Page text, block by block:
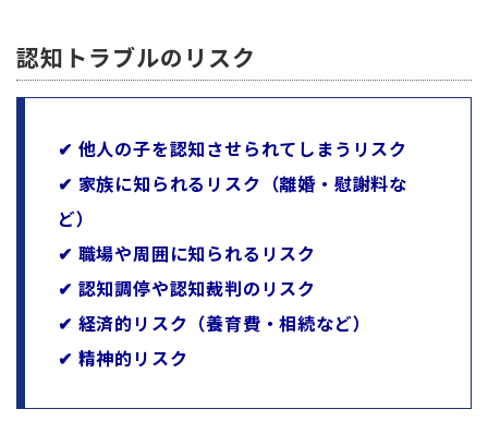
認知トラブルのリスク
✔ 他人の子を認知させられてしまうリスク
✔ 家族に知られるリスク（離婚・慰謝料な
ど）
✔ 職場や周囲に知られるリスク
✔ 認知調停や認知裁判のリスク
✔ 経済的リスク（養育費・相続など）
✔ 精神的リスク